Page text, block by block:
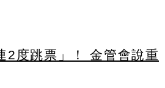
2度跳票」！ 金管會說重